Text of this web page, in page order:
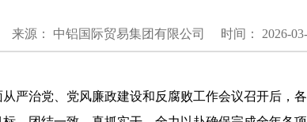
来源： 中铝国际贸易集团有限公司 时间： 2026-
严治党、党风廉政建设和反腐败工作会议召开后，